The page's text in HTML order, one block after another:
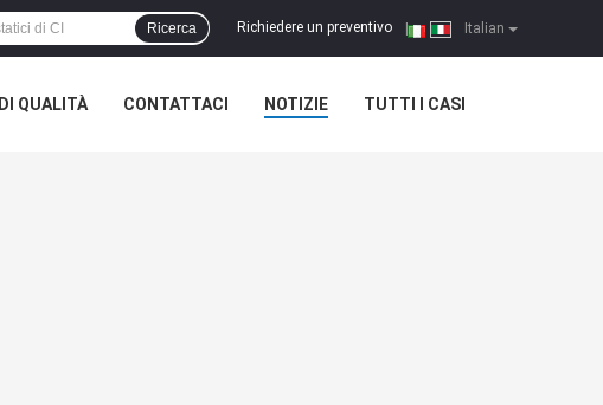
Italian
Richiedere un preventivo |
Ricerca
QUALITÀ CONTATTACI NOTIZIE TUTTI I CASI